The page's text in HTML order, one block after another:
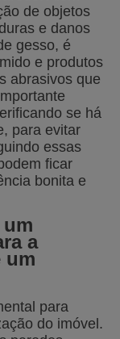
de objetos
e danos
gesso, é
e produtos
abrasivos que
se há
para evitar
essas
ficar
bonita e
a
um
para
do imóvel.